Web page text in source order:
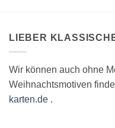
LIEBER
Wir können auch ohne
Weihnachtsmotiven
karten.de .